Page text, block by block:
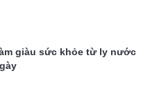
giàu sức khỏe từ ly nước